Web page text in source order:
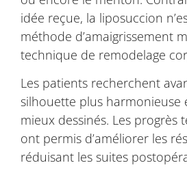
idée reçue, la liposuccion
méthode d’amaigrissement
technique de remodelage
Les patients recherchent
silhouette plus harmonieuse
mieux dessinés. Les progrès
ont permis d’améliorer les
réduisant les suites